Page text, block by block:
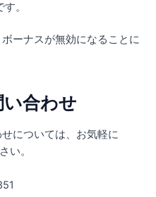
。
ーナスが無効になることに
合わせ
については、お気軽に
い。